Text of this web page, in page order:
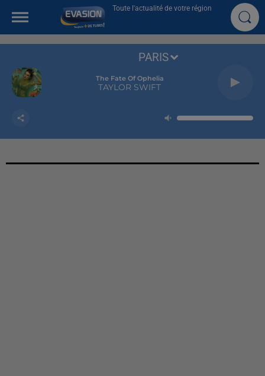
Toute l'actualité de votre région
The Fate Of Ophelia
TAYLOR SWIFT
PARIS